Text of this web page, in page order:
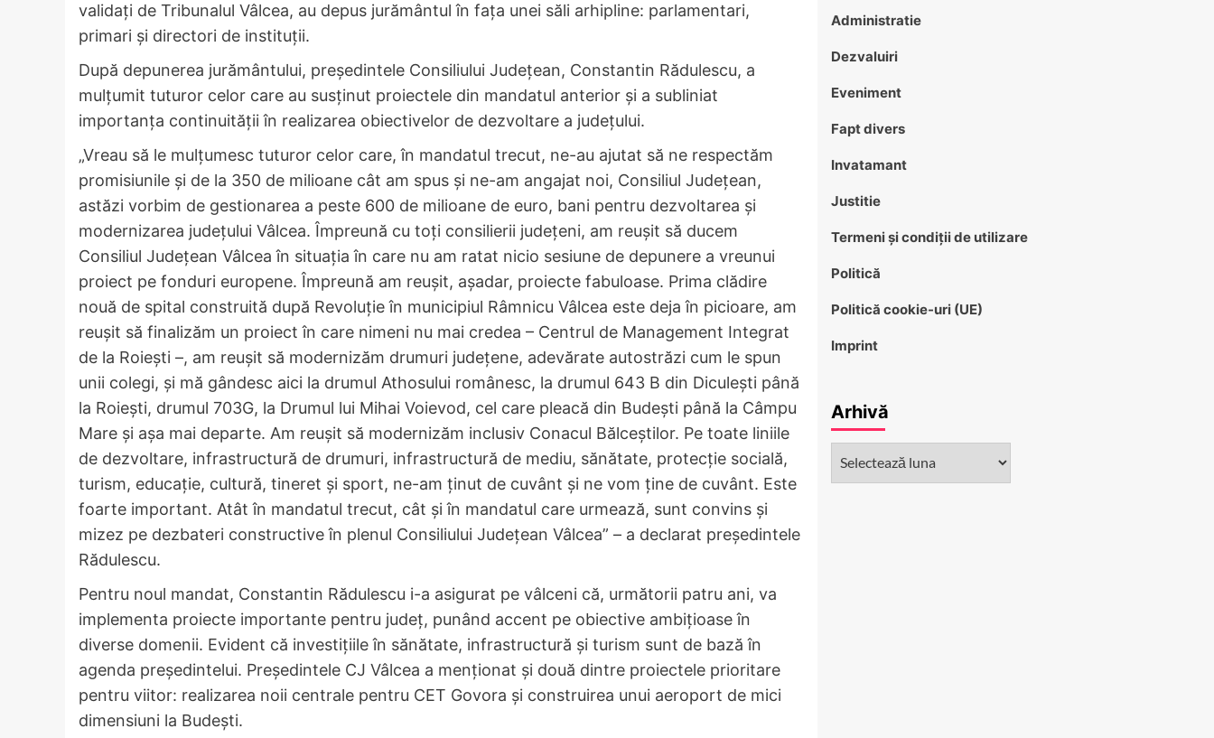
validați de Tribunalul Vâlcea, au depus jurământul în fața unei săli arhipline: parlamentari,
primari și directori de instituții.
După depunerea jurământului, președintele Consiliului Județean, Constantin Rădulescu, a
mulțumit tuturor celor care au susținut proiectele din mandatul anterior și a subliniat
importanța continuității în realizarea obiectivelor de dezvoltare a județului.
„Vreau să le mulțumesc tuturor celor care, în mandatul trecut, ne-au ajutat să ne respectăm
promisiunile și de la 350 de milioane cât am spus și ne-am angajat noi, Consiliul Județean,
astăzi vorbim de gestionarea a peste 600 de milioane de euro, bani pentru dezvoltarea și
modernizarea județului Vâlcea. Împreună cu toți consilierii județeni, am reușit să ducem
Consiliul Județean Vâlcea în situația în care nu am ratat nicio sesiune de depunere a vreunui
proiect pe fonduri europene. Împreună am reușit, așadar, proiecte fabuloase. Prima clădire
nouă de spital construită după Revoluție în municipiul Râmnicu Vâlcea este deja în picioare, am
reușit să finalizăm un proiect în care nimeni nu mai credea – Centrul de Management Integrat
de la Roiești –, am reușit să modernizăm drumuri județene, adevărate autostrăzi cum le spun
unii colegi, și mă gândesc aici la drumul Athosului românesc, la drumul 643 B din Diculești până
la Roiești, drumul 703G, la Drumul lui Mihai Voievod, cel care pleacă din Budești până la Câmpu
Mare și așa mai departe. Am reușit să modernizăm inclusiv Conacul Bălceștilor. Pe toate liniile
de dezvoltare, infrastructură de drumuri, infrastructură de mediu, sănătate, protecție socială,
turism, educație, cultură, tineret și sport, ne-am ținut de cuvânt și ne vom ține de cuvânt. Este
foarte important. Atât în mandatul trecut, cât și în mandatul care urmează, sunt convins și
mizez pe dezbateri constructive în plenul Consiliului Județean Vâlcea” – a declarat președintele
Rădulescu.
Pentru noul mandat, Constantin Rădulescu i-a asigurat pe vâlceni că, următorii patru ani, va
implementa proiecte importante pentru județ, punând accent pe obiective ambițioase în
diverse domenii. Evident că investițiile în sănătate, infrastructură și turism sunt de bază în
agenda președintelui. Președintele CJ Vâlcea a menționat și două dintre proiectele prioritare
pentru viitor: realizarea noii centrale pentru CET Govora și construirea unui aeroport de mici
dimensiuni la Budești.
Administratie
Dezvaluiri
Eveniment
Fapt divers
Invatamant
Justitie
Termeni și condiții de utilizare
Politică
Politică cookie-uri (UE)
Imprint
Arhivă